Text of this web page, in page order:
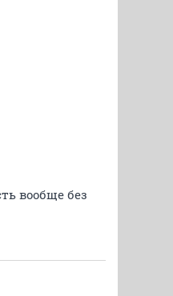
вообще без